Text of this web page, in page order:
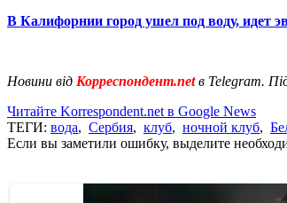
В Калифорнии город ушел под воду, идет
Новини від Корреспондент.netв Telegram.
Читайте Korrespondent.net в Google News
ТЕГИ: вода, Сербия, клуб, ночной клуб,
Если вы заметили ошибку, выделите